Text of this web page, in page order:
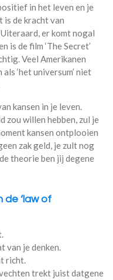
in het leven en je
de kracht van
er komt nogal
is de film ‘The Secret’
Veel Amerikanen
‘het universum’ niet
kansen in je leven.
zou willen hebben, zul je
kansen ontplooien
zak geld, je zult nog
theorie ben jij degene
de ‘law of
van je denken.
richt.
trekt juist datgene